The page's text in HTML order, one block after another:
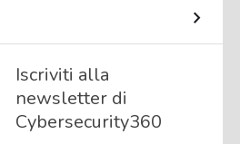
Iscriviti alla
newsletter di
Cybersecurity360